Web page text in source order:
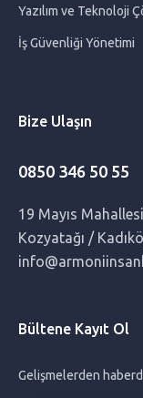
Sağlıksız Gebelik
0 -1 Yaş Bebekle
Doğumdan Sonra
Yazılım ve Teknoloji
İş Güvenliği Yönetimi
Bize Ulaşın
0850 346 50 55
19 Mayıs
Kozyatağı /
Bültene Kayıt Ol
Gelişmelerden